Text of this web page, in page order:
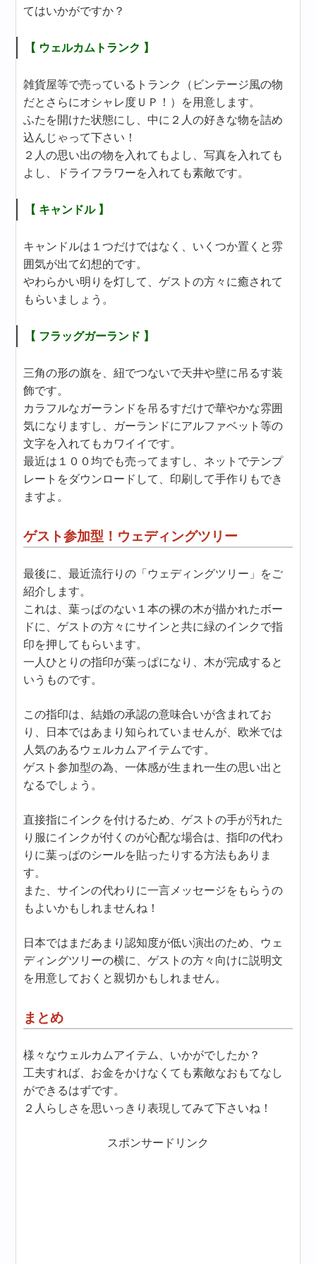
てはいかがですか？
【 ウェルカムトランク 】
雑貨屋等で売っているトランク（ビンテージ風の物
だとさらにオシャレ度ＵＰ！）を用意します。
ふたを開けた状態にし、中に２人の好きな物を詰め
込んじゃって下さい！
２人の思い出の物を入れてもよし、写真を入れても
よし、ドライフラワーを入れても素敵です。
【 キャンドル 】
キャンドルは１つだけではなく、いくつか置くと雰
囲気が出て幻想的です。
やわらかい明りを灯して、ゲストの方々に癒されて
もらいましょう。
【 フラッグガーランド 】
三角の形の旗を、紐でつないで天井や壁に吊るす装
飾です。
カラフルなガーランドを吊るすだけで華やかな雰囲
気になりますし、ガーランドにアルファベット等の
文字を入れてもカワイイです。
最近は１００均でも売ってますし、ネットでテンプ
レートをダウンロードして、印刷して手作りもでき
ますよ。
ゲスト参加型！ウェディングツリー
最後に、最近流行りの「ウェディングツリー」をご
紹介します。
これは、葉っぱのない１本の裸の木が描かれたボー
ドに、ゲストの方々にサインと共に緑のインクで指
印を押してもらいます。
一人ひとりの指印が葉っぱになり、木が完成すると
いうものです。
この指印は、結婚の承認の意味合いが含まれてお
り、日本ではあまり知られていませんが、欧米では
人気のあるウェルカムアイテムです。
ゲスト参加型の為、一体感が生まれ一生の思い出と
なるでしょう。
直接指にインクを付けるため、ゲストの手が汚れた
り服にインクが付くのが心配な場合は、指印の代わ
りに葉っぱのシールを貼ったりする方法もありま
す。
また、サインの代わりに一言メッセージをもらうの
もよいかもしれませんね！
日本ではまだあまり認知度が低い演出のため、ウェ
ディングツリーの横に、ゲストの方々向けに説明文
を用意しておくと親切かもしれません。
まとめ
様々なウェルカムアイテム、いかがでしたか？
工夫すれば、お金をかけなくても素敵なおもてなし
ができるはずです。
２人らしさを思いっきり表現してみて下さいね！
スポンサードリンク